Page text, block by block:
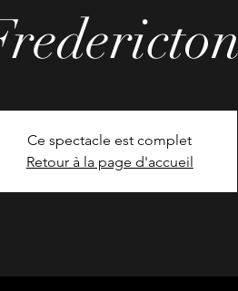
Ce spectacle est complet
Retour à la page d'accueil